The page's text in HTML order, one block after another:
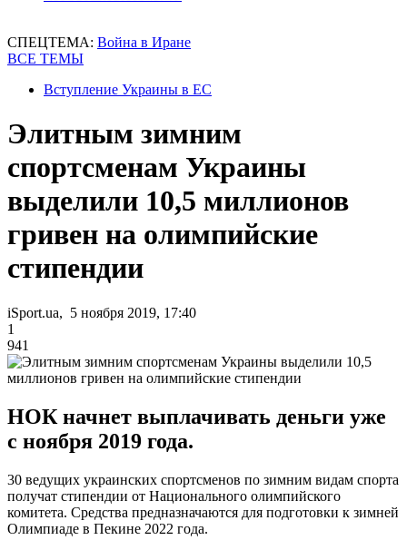
СПЕЦТЕМА: Война в Иране
ВСЕ ТЕМЫ
Вступление Украины в ЕС
Элитным зимним
спортсменам Украины
выделили 10,5 миллионов
гривен на олимпийские
стипендии
iSport.ua, 5 ноября 2019, 17:40
1
941
НОК начнет выплачивать деньги уже
с ноября 2019 года.
30 ведущих украинских спортсменов по зимним видам спорта
получат стипендии от Национального олимпийского
комитета. Средства предназначаются для подготовки к зимней
Олимпиаде в Пекине 2022 года.